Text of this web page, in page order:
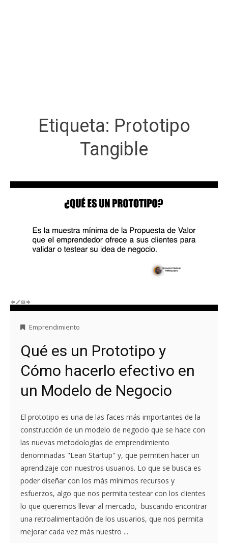
Etiqueta: Prototipo
Tangible
Emprendimiento
Qué es un Prototipo y
Cómo hacerlo efectivo en
un Modelo de Negocio
El prototipo es una de las faces más importantes de la
construcción de un modelo de negocio que se hace con
las nuevas metodologías de emprendimiento
denominadas "Lean Startup" y, que permiten hacer un
aprendizaje con nuestros usuarios. Lo que se busca es
poder diseñar con los más mínimos recursos y
esfuerzos, algo que nos permita testear con los clientes
lo que queremos llevar al mercado, buscando encontrar
una retroalimentación de los usuarios, que nos permita
mejorar cada vez más nuestro ...